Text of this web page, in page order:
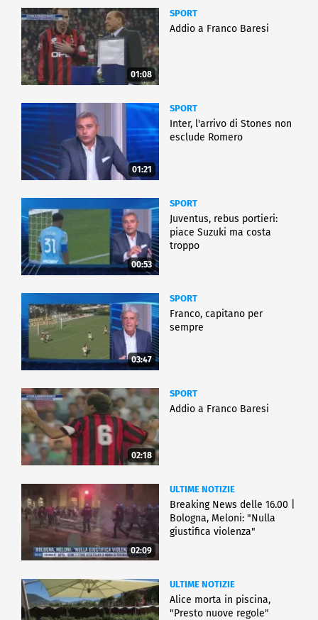
01:08
SPORT
Addio a Franco Baresi
01:21
SPORT
Inter, l'arrivo di Stones non
esclude Romero
00:53
SPORT
Juventus, rebus portieri:
piace Suzuki ma costa
troppo
03:47
SPORT
Franco, capitano per
sempre
02:18
SPORT
Addio a Franco Baresi
02:09
ULTIME NOTIZIE
Breaking News delle 16.00 |
Bologna, Meloni: "Nulla
giustifica violenza"
ULTIME NOTIZIE
Alice morta in piscina,
"Presto nuove regole"